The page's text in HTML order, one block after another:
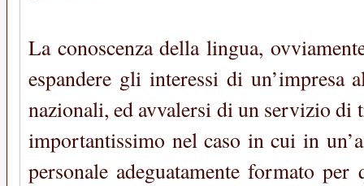
La conoscenza della lingua,
espandere gli interessi di
nazionali, ed avvalersi di un servizio di
importantissimo nel caso in cui in
personale adeguatamente formato per